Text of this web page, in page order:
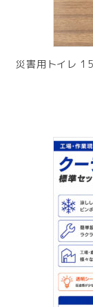
災害用トイレ